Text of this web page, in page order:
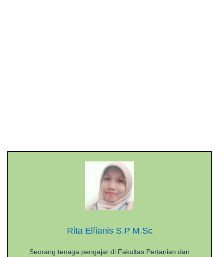
Rita Elfianis S.P M.Sc
Seorang tenaga pengajar di Fakultas Pertanian dan